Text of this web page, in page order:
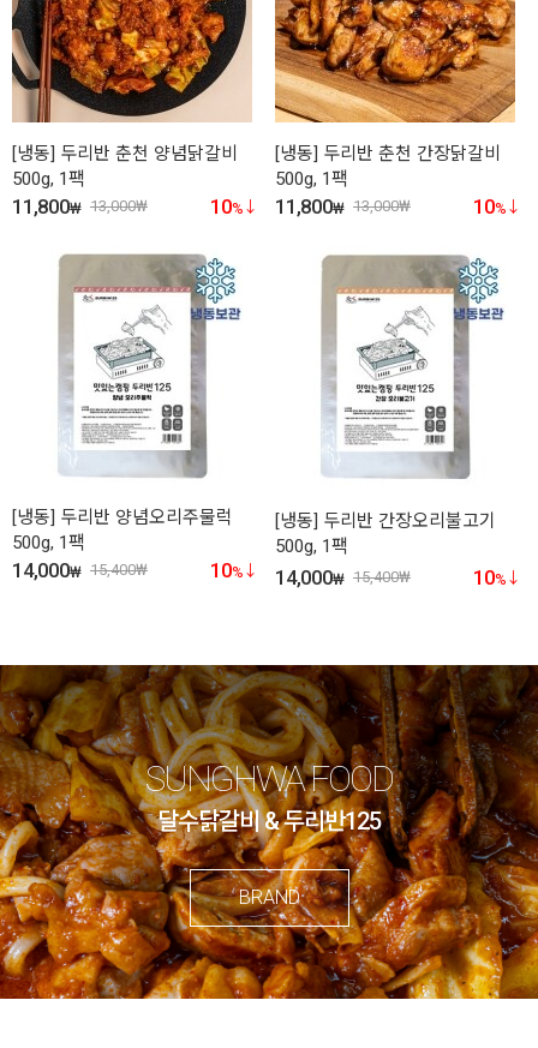
[냉동] 두리반 춘천 양념닭갈비
500g, 1팩
13,000₩
11,800₩ 10%
[냉동] 두리반 춘천 간장닭갈비
500g, 1팩
13,000₩
11,800₩ 10%
[냉동] 두리반 양념오리주물럭
500g, 1팩
15,400₩
14,000₩ 10%
[냉동] 두리반 간장오리불고기
500g, 1팩
15,400₩
14,000₩ 10%
SUNGHWA FOOD
달수닭갈비 & 두리반125
BRAND